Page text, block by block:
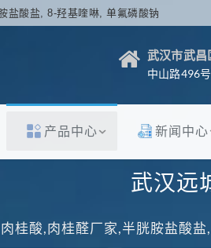
盐酸盐, 8-羟基喹啉, 单氟磷酸钠
武汉市武昌
中山路496号
产品中心 新闻中心
武汉远
肉桂酸,肉桂醛厂家,半胱胺盐酸